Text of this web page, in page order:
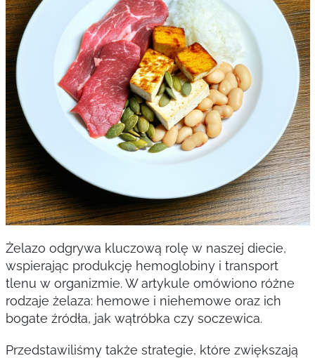
Żelazo odgrywa kluczową rolę w naszej diecie,
wspierając produkcję hemoglobiny i transport
tlenu w organizmie. W artykule omówiono różne
rodzaje żelaza: hemowe i niehemowe oraz ich
bogate źródła, jak wątróbka czy soczewica.
Przedstawiliśmy także strategie, które zwiększają